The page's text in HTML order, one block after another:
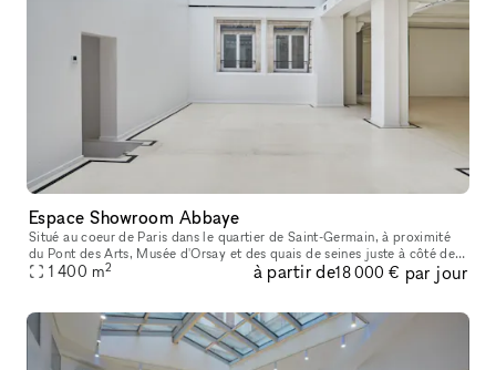
Espace Showroom Abbaye
Situé au coeur de Paris dans le quartier de Saint-Germain, à proximité
du Pont des Arts, Musée d'Orsay et des quais de seines juste à côté de
l'église Saint-Germain, Café de Flore, Les Deux Magots et
1 400 m2 à partir de18 000 € par jour